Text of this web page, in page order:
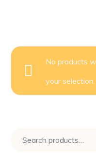
No products
your selection.